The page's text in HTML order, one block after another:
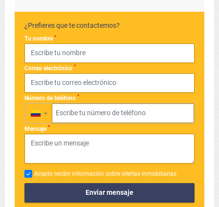
¿Prefieres que te contactemos?
Tu nombre *
Correo electrónico *
Número de teléfono *
▼
Mensaje *
Acepto recibir información sobre ofertas inmobiliarias
Enviar mensaje